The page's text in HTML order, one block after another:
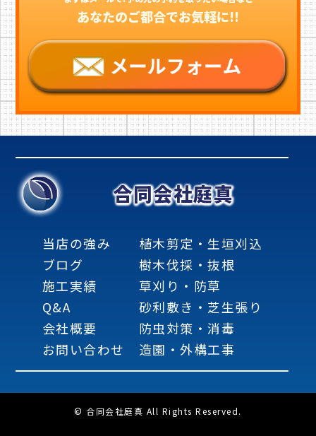
あなたのご都合でお気軽に!!
合同会社庭真
当店の強み
ブログ
施工実績
Q&A
会社概要
お問い合わせ
植木剪定・生垣刈込
樹木伐採・抜根
草刈り・防草
砂利敷き・芝生張り
防虫対策・消毒
造園・外構工事
© 合同会社庭真 All Rights Reserved.